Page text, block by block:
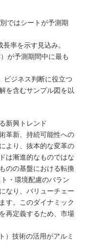
ではシートが予測期
率を示す見込み。
が予測期間中に最も
ビジネス判断に役立つ
を含むサンプル図を以
新興トレンド
革新、持続可能性への
より、抜本的な変革の
は漸進的なものではな
のの基盤における転換
・環境配慮のバラン
なり、バリューチェー
す。このダイナミック
再定義するため、市場
）技術の活用がアルミ